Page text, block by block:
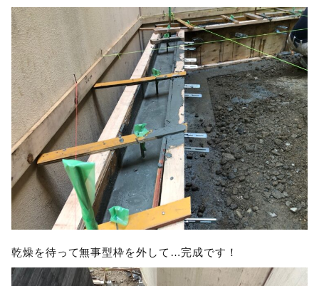
乾燥を待って無事型枠を外して…完成です！